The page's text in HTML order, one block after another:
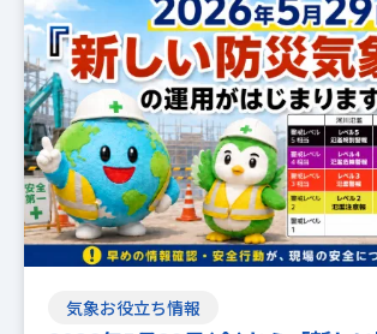
気象お役立ち情報